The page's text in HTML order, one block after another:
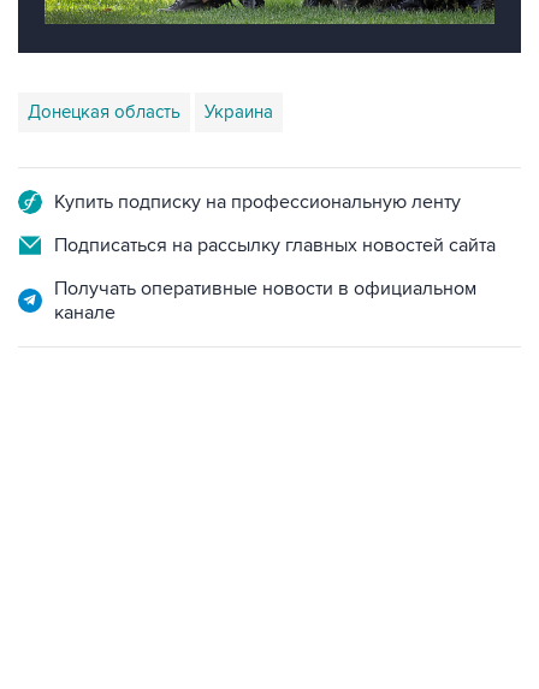
Донецкая область Украина
Купить подписку на профессиональную ленту
Подписаться на рассылку главных новостей сайта
Получать оперативные новости в официальном
канале